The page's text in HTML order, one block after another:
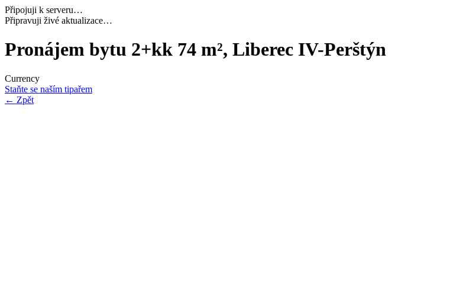
Připojuji k serveru…
Načítám potřebná data…
Pronájem bytu 2+kk 74 m², Liberec IV-Perštýn
Currency
Staňte se naším tipařem
← Zpět